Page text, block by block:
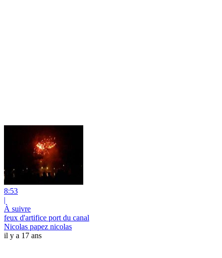
8:53
|
À suivre
feux d'artifice port du canal
Nicolas papez nicolas
il y a 17 ans